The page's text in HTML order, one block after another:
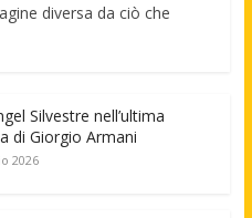
diversa da ciò che
Silvestre nell’ultima
di Giorgio Armani
2026